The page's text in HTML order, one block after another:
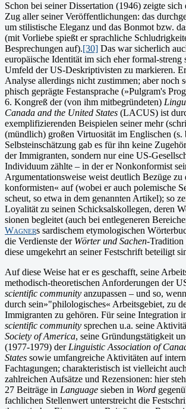
Schon bei seiner Dissertation (1946) zeigte sich
Zug aller seiner Veröffentlichungen: das
um stilisti­sche Eleganz und das Bonmot bzw.
(mit Vorliebe spießt er sprachliche
Besprechungen auf).[30] Das war sicherlich
europäische Identi­tät im sich eher formal-streng
Umfeld der US-De­skriptivisten zu markieren.
Analyse aller­dings nicht zustimmen; aber noch
phisch geprägte Festansprache (»Pulgram's
6. Kongreß der (von ihm mitbegründeten)
Canada and the United States (LACUS) ist
exemplifizierenden Beispielen seiner mehr
(mündlich) großen Virtuosi­tät im Englischen (s.
Selbsteinschätzung gab es für ihn keine
der Immigranten, sondern nur eine US-
Individuum zählte – in der er Non­konformist
Argumentationsweise weist deutlich Bezüge
konformisten« auf (wobei er auch polemische
scheut, so etwa in dem genannten Artikel); so
Loyalität zu seinen Schicksalskollegen, deren
sionen begleitet (auch bei entlegeneren
Wagners sardischem etymologischen
die Verdienste der Wörter und Sachen-Tradition
diese umgekehrt an seiner Fest­schrift beteiligt
Auf diese Weise hat er es ge­schafft, seine
methodisch-theoretischen Anforde­rungen der
scientific community anzupas­sen – und so,
durch sein»"philologisches« Arbeitsge­biet, zu
Immigranten zu gehören. Für seine Inte­gration
scientific community sprechen u.a. seine
Society of America, seine Grün­dungstätigkeit
(1977-1979) der Linguistic Asso­ciation of
States sowie umfangreiche Akti­vitäten auf
Fachtagungen; charakteristisch ist vielleicht
zahlreichen Aufsätze und Re­zensionen: hier
27 Beiträge in Language sieben in Word
fachlichen Stellenwert unterstreicht die